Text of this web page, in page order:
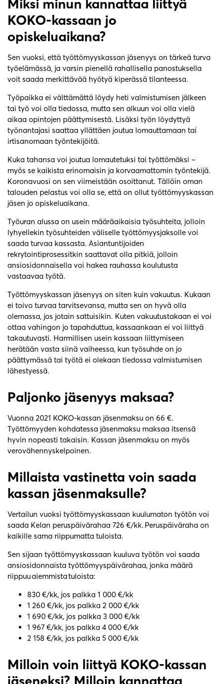
Miksi minun kannattaa liittyä
KOKO-kassaan jo
opiskeluaikana?
Sen vuoksi, että työttömyyskassan jäsenyys on tärkeä turva
työelämässä, ja varsin pienellä rahallisella panostuksella
voit saada merkittävää hyötyä kiperässä tilanteessa.
Työpaikka ei välttämättä löydy heti valmistumisen jälkeen
tai työ voi olla tiedossa, mutta sen alkuun voi olla vielä
aikaa opintojen päättymisestä. Lisäksi työn löydyttyä
työnantajasi saattaa yllättäen joutua lomauttamaan tai
irtisanomaan työntekijöitä.
Kuka tahansa voi joutua lomautetuksi tai työttömäksi –
myös se kaikista erinomaisin ja korvaamattomin työntekijä.
Koronavuosi on sen viimeistään osoittanut. Tällöin oman
talouden pelastus voi olla se, että on ollut työttömyyskassan
jäsen jo opiskeluaikana.
Työuran alussa on usein määräaikaisia työsuhteita, jolloin
lyhyellekin työsuhteiden väliselle työttömyysjaksolle voi
saada turvaa kassasta. Asiantuntijoiden
rekrytointiprosessitkin saattavat olla pitkiä, jolloin
ansiosidonnaisella voi hakea rauhassa koulutusta
vastaavaa työtä.
Työttömyyskassan jäsenyys on siten kuin vakuutus. Kukaan
ei toivo turvaa tarvitsevansa, mutta sen on hyvä olla
olemassa, jos jotain sattuisikin. Kuten vakuutustakaan ei voi
ottaa vahingon jo tapahduttua, kassaankaan ei voi liittyä
takautuvasti. Harmillisen usein kassaan liittymiseen
herätään vasta siinä vaiheessa, kun työsuhde on jo
päättymässä tai työtä ei olekaan tiedossa valmistumisen
lähestyessä.
Paljonko jäsenyys maksaa?
Vuonna 2021 KOKO-kassan jäsenmaksu on 66 €.
Työttömyyden kohdatessa jäsenmaksu maksaa itsensä
hyvin nopeasti takaisin. Kassan jäsenmaksu on myös
verovähennyskelpoinen.
Millaista vastinetta voin saada
kassan jäsenmaksulle?
Vertailun vuoksi työttömyyskassaan kuulumaton työtön voi
saada Kelan peruspäivärahaa 726 €/kk. Peruspäiväraha on
kaikille sama riippumatta tuloista.
Sen sijaan työttömyyskassaan kuuluva työtön voi saada
ansiosidonnaista työttömyyspäivärahaa, jonka määrä
riippuu aiemmista tuloista:
830 €/kk, jos palkka 1 000 €/kk
1 260 €/kk, jos palkka 2 000 €/kk
1 690 €/kk, jos palkka 3 000 €/kk
1 967 €/kk, jos palkka 4 000 €/kk
2 158 €/kk, jos palkka 5 000 €/kk
Milloin voin liittyä KOKO-kassan